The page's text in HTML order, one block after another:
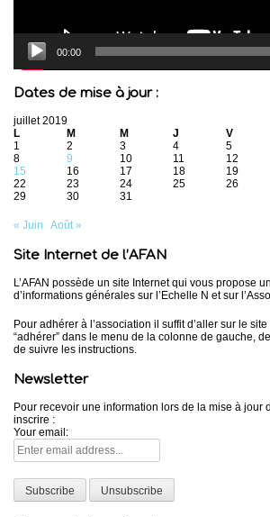
00:00
Dates de mise à jour :
juillet 2019
L
M M J V
1
2 3 4 5
8
9 10 11 12
15
16 17 18 19
22
23 24 25 26
29
30 31
« Juin Août »
Site Internet de l’AFAN
L’AFAN possède un site Internet qui vous propose
d’informations générales sur l’Echelle N et sur
Pour adhérer à l’association il suffit d’aller sur le
“adhérer” dans le menu de la colonne de gauche,
de suivre les instructions.
Newsletter
Pour recevoir une information lors de la mise à jour
inscrire :
Your email: